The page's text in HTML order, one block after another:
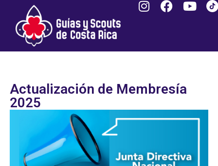
Actualización de Membresía
2025